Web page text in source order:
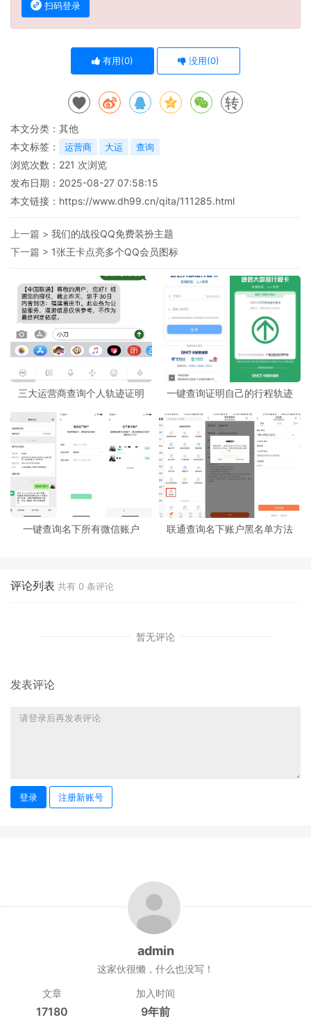
扫码登录
有用(0) 没用(0)
转
本文分类： 其他
本文标签：
运营商 大运 查询
浏览次数： 221 次浏览
发布日期：2025-08-27 07:58:15
本文链接： https://www.dh99.cn/qita/111285.html
上一篇 > 我们的战役QQ免费装扮主题
下一篇 > 1张王卡点亮多个QQ会员图标
三大运营商查询个人轨迹证明 一键查询证明自己的行程轨迹
一键查询名下所有微信账户 联通查询名下账户黑名单方法
评论列表 共有 0 条评论
暂无评论
发表评论
登录 注册新账号
admin
这家伙很懒，什么也没写！
文章
17180
加入时间
9年前